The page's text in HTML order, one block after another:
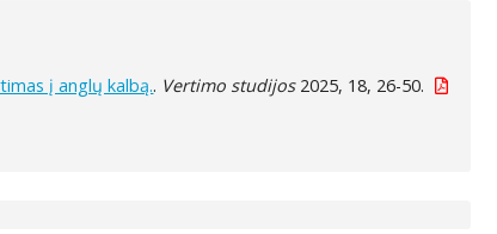
į anglų kalbą.. Vertimo studijos2025, 18, 26-50.